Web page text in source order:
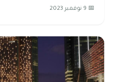
📅 9 نوفمبر 2023